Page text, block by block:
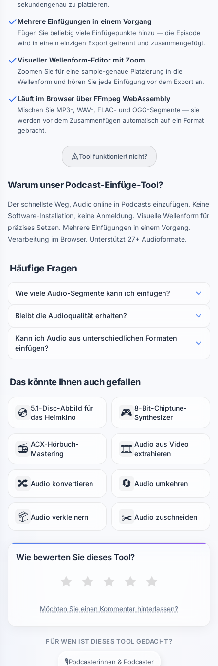
sekundengenau zu platzieren.
Mehrere Einfügungen in einem Vorgang
Fügen Sie beliebig viele Einfügepunkte hinzu — die Episode
wird in einem einzigen Export getrennt und zusammengefügt.
Visueller Wellenform-Editor mit Zoom
Zoomen Sie für eine sample-genaue Platzierung in die
Wellenform und hören Sie jede Einfügung vor dem Export an.
Läuft im Browser über FFmpeg WebAssembly
Mischen Sie MP3-, WAV-, FLAC- und OGG-Segmente — sie
werden vor dem Zusammenfügen automatisch auf ein Format
gebracht.
Tool funktioniert nicht?
Warum unser Podcast-Einfüge-Tool?
Der schnellste Weg, Audio online in Podcasts einzufügen. Keine
Software-Installation, keine Anmeldung. Visuelle Wellenform für
präzises Setzen. Mehrere Einfügungen in einem Vorgang.
Verarbeitung im Browser. Unterstützt 27+ Audioformate.
Häufige Fragen
Wie viele Audio-Segmente kann ich einfügen?
Bleibt die Audioqualität erhalten?
Kann ich Audio aus unterschiedlichen Formaten
einfügen?
Das könnte Ihnen auch gefallen
💿 5.1-Disc-Abbild für
das Heimkino
🎮 8-Bit-Chiptune-
Synthesizer
📻 ACX-Hörbuch-
Mastering
🎞️ Audio aus Video
extrahieren
🔀 Audio konvertieren 🔄 Audio umkehren
📦 Audio verkleinern ✂️ Audio zuschneiden
Wie bewerten Sie dieses Tool?
Möchten Sie einen Kommentar hinterlassen?
FÜR WEN IST DIESES TOOL GEDACHT?
🎙️Podcasterinnen & Podcaster